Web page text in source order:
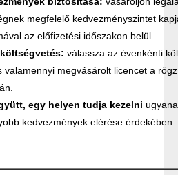
megfelelő kedvezményszintet
az előfizetési időszakon belül.
válassza az évenkénti
valamennyi megvásárolt licencet a
egy helyen tudja kezelni
kedvezmények elérése érdekében.